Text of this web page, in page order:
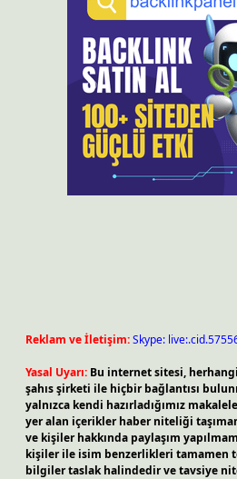
Reklam ve İletişim:Skype:
Yasal Uyarı: Bu internet sitesi,
şahıs şirketi ile hiçbir bağlantısı
yalnızca kendi hazırladığımız
yer alan içerikler haber niteliği
ve kişiler hakkında paylaşım
kişiler ile isim benzerlikleri tamamen
bilgiler taslak halindedir ve tavsiye